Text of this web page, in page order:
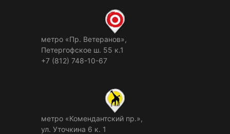
метро «Пр. Ветеранов»,
Петергофское ш. 55 к.1
+7 (812) 748-10-67
метро «Комендантский пр.»,
ул. Уточкина 6 к. 1